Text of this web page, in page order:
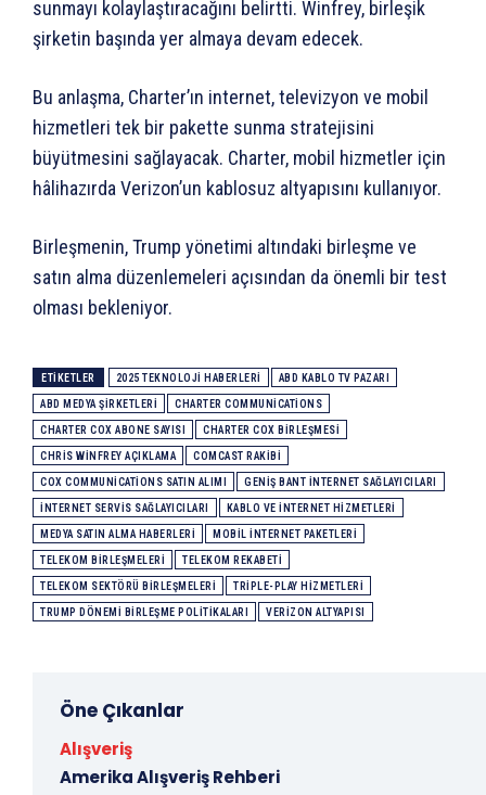
sunmayı kolaylaştıracağını belirtti. Winfrey, birleşik
şirketin başında yer almaya devam edecek.
Bu anlaşma, Charter’ın internet, televizyon ve mobil
hizmetleri tek bir pakette sunma stratejisini
büyütmesini sağlayacak. Charter, mobil hizmetler için
hâlihazırda Verizon’un kablosuz altyapısını kullanıyor.
Birleşmenin, Trump yönetimi altındaki birleşme ve
satın alma düzenlemeleri açısından da önemli bir test
olması bekleniyor.
ETIKETLER 2025 TEKNOLOJI HABERLERI ABD KABLO TV PAZARI
ABD MEDYA ŞIRKETLERI CHARTER COMMUNICATIONS
CHARTER COX ABONE SAYISI CHARTER COX BIRLEŞMESI
CHRIS WINFREY AÇIKLAMA COMCAST RAKIBI
COX COMMUNICATIONS SATIN ALIMI GENIŞ BANT INTERNET SAĞLAYICILARI
INTERNET SERVIS SAĞLAYICILARI KABLO VE INTERNET HIZMETLERI
MEDYA SATIN ALMA HABERLERI MOBIL INTERNET PAKETLERI
TELEKOM BIRLEŞMELERI TELEKOM REKABETI
TELEKOM SEKTÖRÜ BIRLEŞMELERI TRIPLE-PLAY HIZMETLERI
TRUMP DÖNEMI BIRLEŞME POLITIKALARI VERIZON ALTYAPISI
Öne Çıkanlar
Alışveriş
Amerika Alışveriş Rehberi